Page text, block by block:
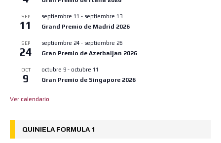
SEP
11
septiembre 11 - septiembre 13
Grand Premio de Madrid 2026
SEP
24
septiembre 24 - septiembre 26
Gran Premio de Azerbaijan 2026
OCT
9
octubre 9 - octubre 11
Gran Premio de Singapore 2026
Ver calendario
QUINIELA FORMULA 1